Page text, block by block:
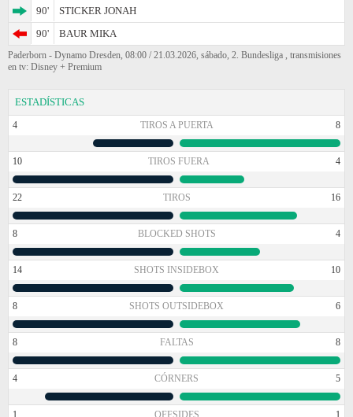
90'
STICKER JONAH
90'
BAUR MIKA
Paderborn - Dynamo Dresden, 08:00 / 21.03.2026, sábado, 2. Bundesliga , transmisiones
en tv: Disney + Premium
ESTADÍSTICAS
4 TIROS A PUERTA 8
10 TIROS FUERA 4
22 TIROS 16
8 BLOCKED SHOTS 4
14 SHOTS INSIDEBOX 10
8 SHOTS OUTSIDEBOX 6
8 FALTAS 8
4 CÓRNERS 5
1 OFFSIDES 1